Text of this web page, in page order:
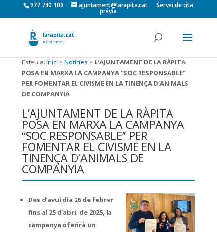
977 740 100 ajuntament@larapita.cat Servei de cita
prèvia
Esteu a: Inici > Notícies > L’AJUNTAMENT DE LA RÀPITA
POSA EN MARXA LA CAMPANYA “SOC RESPONSABLE”
PER FOMENTAR EL CIVISME EN LA TINENÇA D’ANIMALS
DE COMPANYIA
L’AJUNTAMENT DE LA RÀPITA
POSA EN MARXA LA CAMPANYA
“SOC RESPONSABLE” PER
FOMENTAR EL CIVISME EN LA
TINENÇA D’ANIMALS DE
COMPANYIA
Des d’avui dia 26 de febrer
fins al 25 d’abril de 2025, la
campanya oferirà un